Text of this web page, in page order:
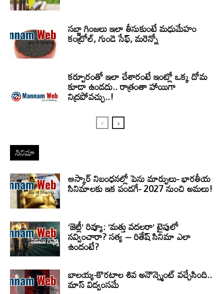
సబ్జా గింజలు ఇలా తీసుకుంటే మధుమేహం
కంట్రోల్, గుండె సేఫ్, మరెన్నో
కర్పూరంతో ఇలా చేశారంటే ఇంట్లో ఒక్క దోమ
కూడా ఉండదు.. రాత్రంతా హాయిగా
నిద్రపోవచ్చు..!
సినిమా
ఆస్కార్ నిబంధనల్లో పెను మార్పులు- భారతీయ
సినిమాలకు ఇక పండగే- 2027 నుంచి అమలు!
‘జెట్లీ’ రివ్యూ: ‘మత్తు వదలరా’ టైపులో
నవ్వించారా? సత్య – రితేష్ సినిమా ఎలా
ఉందంటే?
బాలయ్య-కొరటాల శివ అనౌన్స్మెంట్ వచ్చేసింది..
మాస్ విద్వంసమే